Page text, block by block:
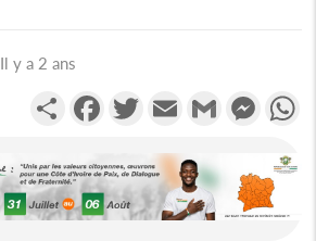
Il y a 2 ans
PartagerFacebookTwitterEmail Gmail